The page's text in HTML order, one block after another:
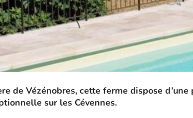
de Vézénobres, cette ferme dispose d’une
sur les Cévennes.